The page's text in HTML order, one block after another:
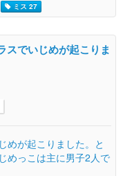
ミス 27
スでいじめが起こりま
めが起こりました。と
めっこは主に男子2人で